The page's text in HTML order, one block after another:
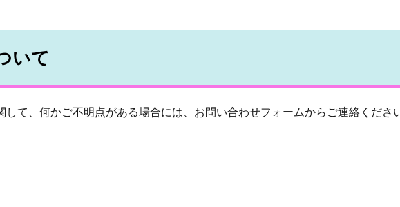
いて
して、何かご不明点がある場合には、お問い合わせフォームからご連絡くださ